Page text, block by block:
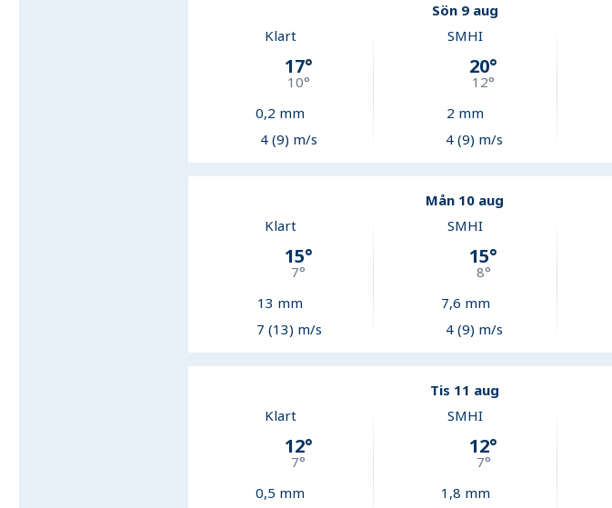
Sön 9 aug
Klart
17°
10°
0,2 mm
4 (9) m/s
SMHI
20°
12°
2 mm
4 (9) m/s
Mån 10 aug
Klart
15°
7°
13 mm
7 (13) m/s
SMHI
15°
8°
7,6 mm
4 (9) m/s
Tis 11 aug
Klart
12°
7°
0,5 mm
SMHI
12°
7°
1,8 mm